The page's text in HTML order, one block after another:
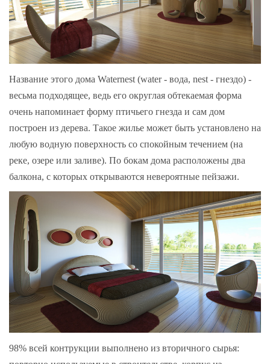
Название этого дома Waternest (water - вода, nest - гнездо) -
весьма подходящее, ведь его округлая обтекаемая форма
очень напоминает форму птичьего гнезда и сам дом
построен из дерева. Такое жилье может быть установлено на
любую водную поверхность со спокойным течением (на
реке, озере или заливе). По бокам дома расположены два
балкона, с которых открываются невероятные пейзажи.
98% всей контрукции выполнено из вторичного сырья: